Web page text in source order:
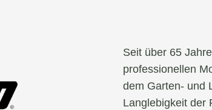
Seit über 65
professionellen
dem Garten- und
Langlebigkeit der